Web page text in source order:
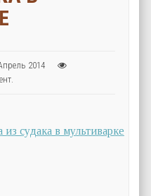
2014